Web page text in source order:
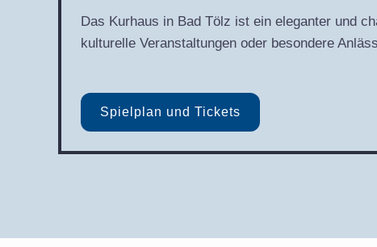
Das Kurhaus in Bad Tölz ist ein eleganter und
kulturelle Veranstaltungen oder besondere
Spielplan und Tickets